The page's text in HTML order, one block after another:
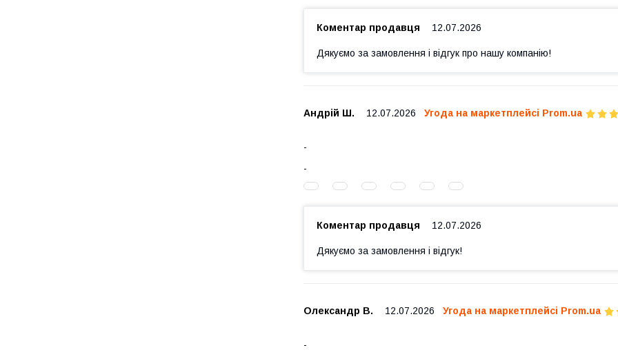
Коментар продавця 12.07.2026
Дякуємо за замовлення і відгук про нашу компанію!
Андрій Ш. 12.07.2026 Угода на маркетплейсі Prom.ua
Коментар продавця 12.07.2026
Дякуємо за замовлення і відгук!
Олександр В. 12.07.2026 Угода на маркетплейсі Prom.ua